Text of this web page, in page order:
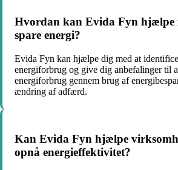
Hvordan kan Evida Fyn hjælpe
spare energi?
Evida Fyn kan hjælpe dig med at
energiforbrug og give dig anbefalinger til
energiforbrug gennem brug af
ændring af adfærd.
Kan Evida Fyn hjælpe
opnå energieffektivitet?